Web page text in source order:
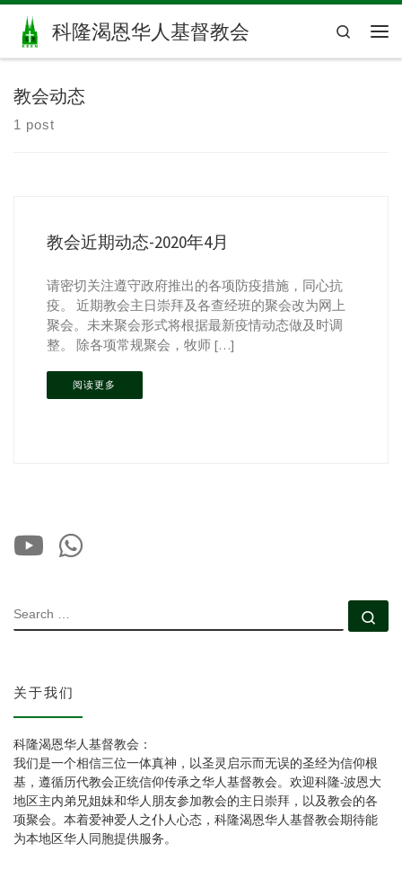
Skip to content
科隆渴恩华人基督教会
Search
教会动态
1 post
教会近期动态-2020年4月
请密切关注遵守政府推出的各项防疫措施，同心抗
疫。 近期教会主日崇拜及各查经班的聚会改为网上
聚会。未来聚会形式将根据最新疫情动态做及时调
整。 除各项常规聚会，牧师 […]
阅读更多
SEARCH
关于我们
科隆渴恩华人基督教会：
我们是一个相信三位一体真神，以圣灵启示而无误的圣经为信仰根
基，遵循历代教会正统信仰传承之华人基督教会。欢迎科隆-波恩大
地区主内弟兄姐妹和华人朋友参加教会的主日崇拜，以及教会的各
项聚会。本着爱神爱人之仆人心态，科隆渴恩华人基督教会期待能
为本地区华人同胞提供服务。